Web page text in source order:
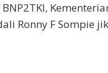
Ronny F Sompie